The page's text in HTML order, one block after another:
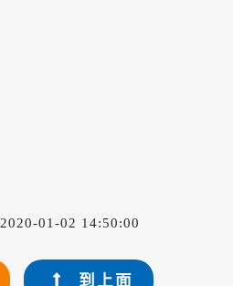
2020-01-02 14:50:00
到上面